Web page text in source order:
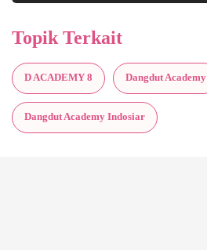
Topik Terkait
D ACADEMY 8 Dangdut Academy
Dangdut Academy Indosiar